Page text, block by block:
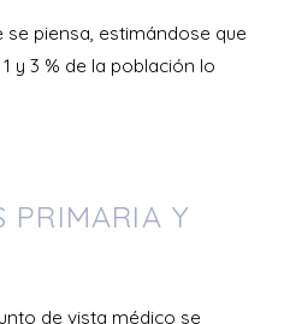
piensa, estimándose que
y 3 % de la población lo
PRIMARIA Y
de vista médico se